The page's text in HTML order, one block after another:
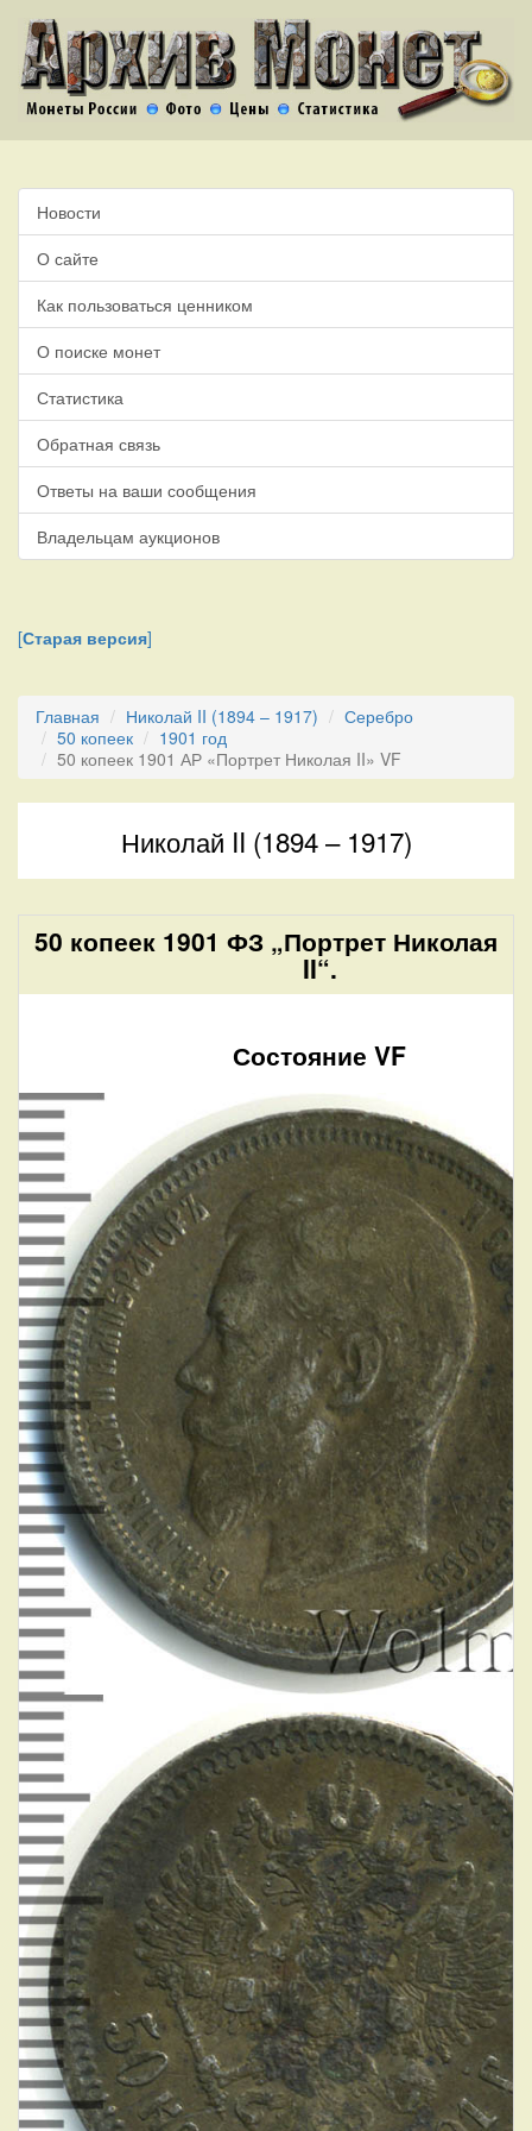
Новости
О сайте
Как пользоваться ценником
О поиске монет
Статистика
Обратная связь
Ответы на ваши сообщения
Владельцам аукционов
[Старая версия]
Главная Николай II (1894 – 1917)
Серебро
50 копеек
1901 год
50 копеек 1901 АР «Портрет Николая II» VF
Николай II (1894 – 1917)
50 копеек 1901 ФЗ „Портрет Николая
II“.
Состояние VF